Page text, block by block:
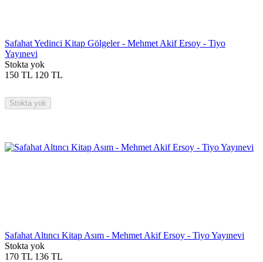
Safahat Yedinci Kitap Gölgeler - Mehmet Akif Ersoy - Tiyo
Yayınevi
Stokta yok
150 TL 120 TL
Stokta yok
Safahat Altıncı Kitap Asım - Mehmet Akif Ersoy - Tiyo Yayınevi
Stokta yok
170 TL 136 TL